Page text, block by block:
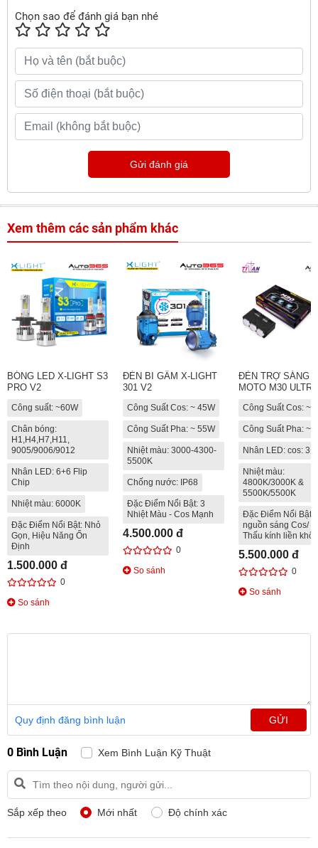
Chọn sao để đánh giá bạn nhé
Gửi đánh giá
Xem thêm các sản phẩm khác
BÓNG LED X-LIGHT S3
PRO V2
Công suất: ~60W
Chân bóng:
H1,H4,H7,H11,
9005/9006/9012
Nhân LED: 6+6 Flip
Chip
Nhiệt màu: 6000K
Đặc Điểm Nổi Bật: Nhỏ
Gọn, Hiệu Năng Ổn
Định
1.500.000 đ
0
So sánh
ĐÈN BI GẦM X-LIGHT
301 V2
Công Suất Cos: ~ 45W
Công Suất Pha: ~ 55W
Nhiệt màu: 3000-4300-
5500K
Chống nước: IP68
Đặc Điểm Nổi Bật: 3
Nhiệt Màu - Cos Mạnh
4.500.000 đ
0
So sánh
ĐÈN TRỢ SÁNG
MOTO M30
Công Suất Cos:
Công Suất Pha:
Nhân LED: cos:
Nhiệt màu:
4800K/3000K &
5500K/5500K
Đặc Điểm Nổi Bật:
nguồn sáng Cos/
Thấu kính liền khối
5.500.000 đ
0
So sánh
Quy định đăng bình luận GỬI
0 Bình Luận Xem Bình Luận Kỹ Thuật
Sắp xếp theo Mới nhất Độ chính xác